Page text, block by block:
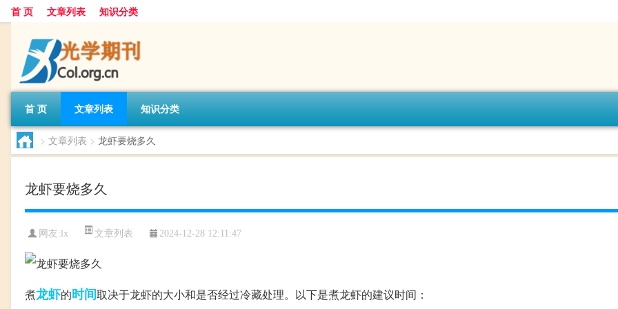
首 页 文章列表 知识分类
首 页 文章列表 知识分类
> 文章列表 > 龙虾要烧多久
龙虾要烧多久
网友:lx 文章列表 2024-12-28 12:11:47
煮龙虾的时间取决于龙虾的大小和是否经过冷藏处理。以下是煮龙虾的建议时间：